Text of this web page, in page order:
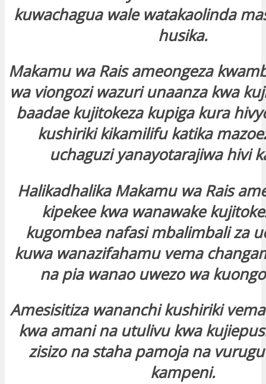
kuwachagua wale watakaolinda
husika.
Makamu wa Rais ameongeza
wa viongozi wazuri unaanza kwa
baadae kujitokeza kupiga kura
kushiriki kikamilifu katika
uchaguzi yanayotarajiwa hivi
Halikadhalika Makamu wa Rais
kipekee kwa wanawake
kugombea nafasi mbalimbali za
kuwa wanazifahamu vema
na pia wanao uwezo wa
Amesisitiza wananchi kushiriki
kwa amani na utulivu kwa
zisizo na staha pamoja na
kampeni.